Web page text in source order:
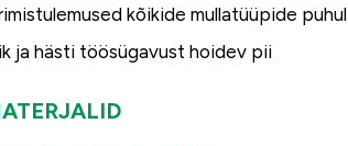
kõikide mullatüüpide puhul
ja hästi töösügavust hoidev pii